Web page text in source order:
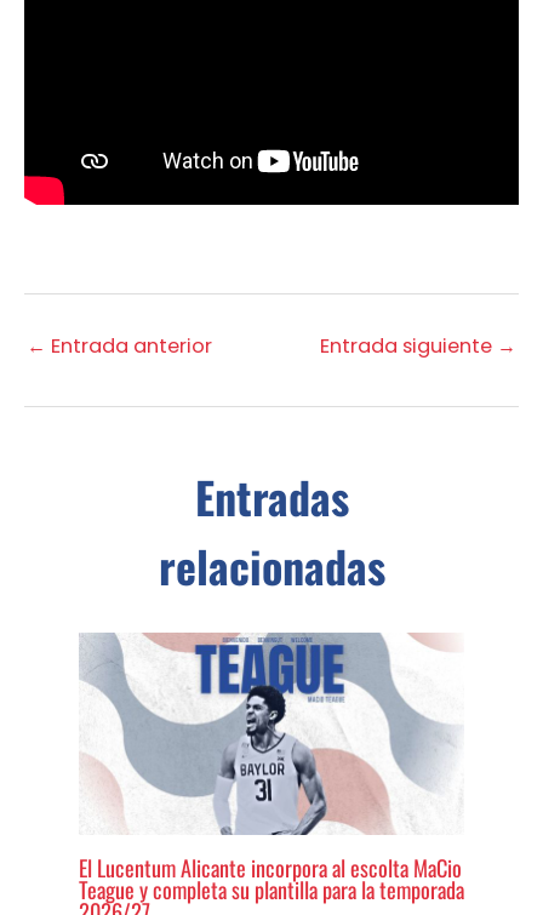
← Entrada anterior Entrada siguiente →
Entradas
relacionadas
El Lucentum Alicante incorpora al escolta MaCio
Teague y completa su plantilla para la temporada